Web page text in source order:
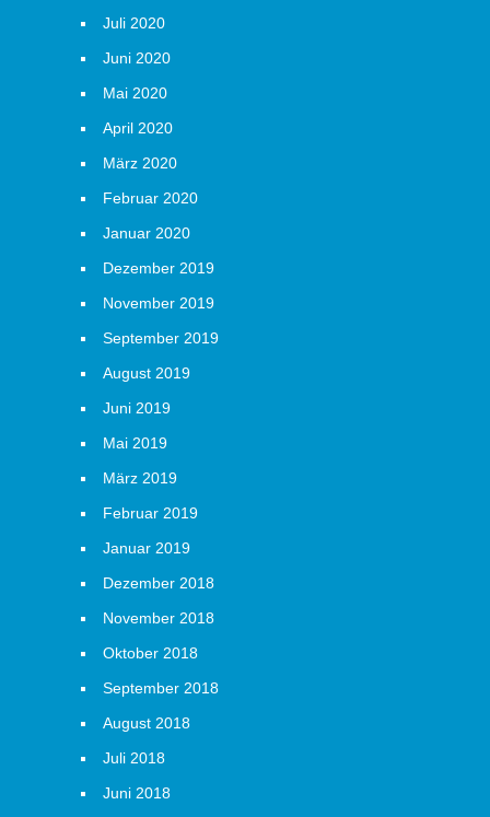
Juli 2020
Juni 2020
Mai 2020
April 2020
März 2020
Februar 2020
Januar 2020
Dezember 2019
November 2019
September 2019
August 2019
Juni 2019
Mai 2019
März 2019
Februar 2019
Januar 2019
Dezember 2018
November 2018
Oktober 2018
September 2018
August 2018
Juli 2018
Juni 2018